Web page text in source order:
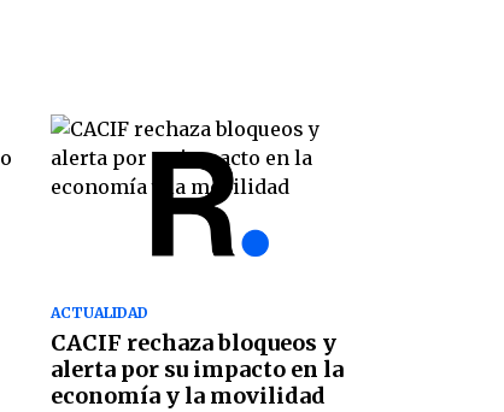
ACTUALIDAD
CACIF rechaza bloqueos y
alerta por su impacto en la
economía y la movilidad